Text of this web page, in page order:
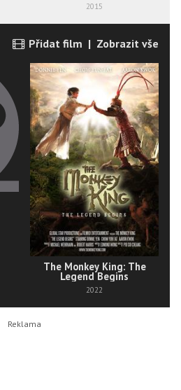
2015
Přidat film | Zobrazit vše
The Monkey King: The
Legend Begins
2022